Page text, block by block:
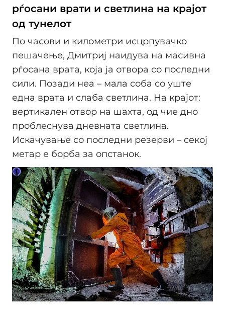
рѓосани врати и светлина на крајот
од тунелот
По часови и километри исцрпувачко
пешачење, Дмитриј наидува на масивна
рѓосана врата, која ја отвора со последни
сили. Позади неа – мала соба со уште
една врата и слаба светлина. На крајот:
вертикален отвор на шахта, од чие дно
проблеснува дневната светлина.
Искачување со последни резерви – секој
метар е борба за опстанок.